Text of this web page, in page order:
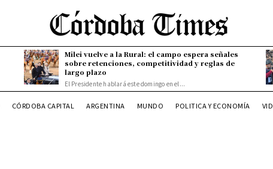
Milei vuelve a la Rural: el campo espera señales
sobre retenciones, competitividad y reglas de
largo plazo
El Presidente hablará este domingo en el...
CÓRDOBA CAPITAL ARGENTINA MUNDO POLITICA Y ECONOMÍA